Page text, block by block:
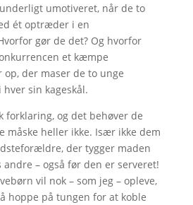
umotiveret, når de to
ét optræder i en
gør de det? Og hvorfor
et kæmpe
op, der maser de to unge
sin kageskål.
forklaring, og det behøver de
måske heller ikke. Især ikke dem
der tygger maden
andre – også før den er serveret!
vil nok – som jeg – opleve,
hoppe på tungen for at koble